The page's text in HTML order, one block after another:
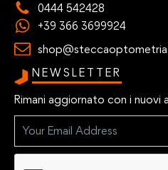
0444 542428
+39 366 3699924
NEWSLETTER
Rimani aggiornato con i nuovi